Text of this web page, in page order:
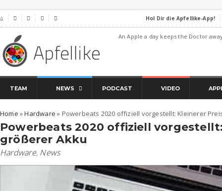
⌂     Hol Dir die Apfellike-App!
An Apple a day keeps the Doctor
TEAM NEWS PODCAST VIDEO
Home »Hardware » Powerbeats 2020 offiziell vorgestellt: Kleinerer
Powerbeats 2020 offiziell
größerer Akku
Hardware, News